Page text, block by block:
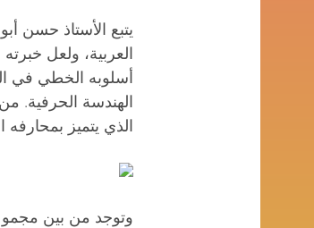
يتبع الأستاذ حسن
العربية، ولعل
أسلوبه الخطي في
الذي يتميز بمحارفه
وتوجد من بين